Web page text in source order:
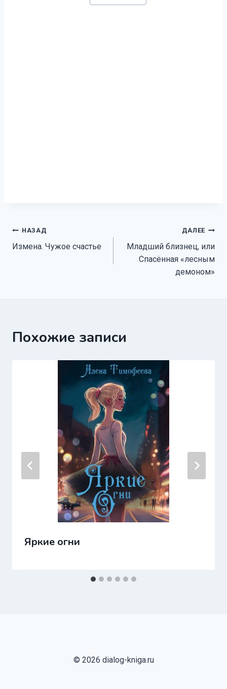
Навигация
по
НАЗАД
Измена. Чужое счастье
ДАЛЕЕ
Младший близнец, или
Спасённая «лесным
демоном»
Похожие записи
Яркие огни
© 2026 dialog-kniga.ru